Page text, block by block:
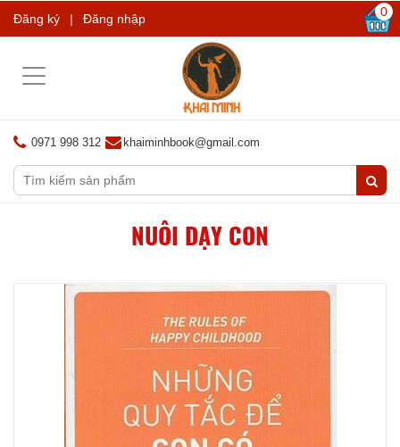
Đăng ký | Đăng nhập 0
Toggle
0971 998 312 khaiminhbook@gmail.com
NUÔI DẠY CON